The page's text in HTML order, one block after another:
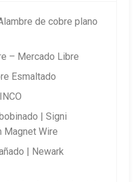
de cobre plano
– Mercado Libre
Esmaltado
| Signi
Magnet Wire
| Newark